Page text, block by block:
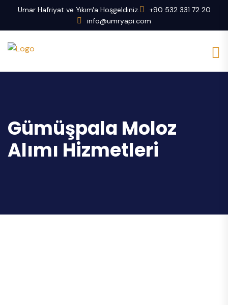
Umar Hafriyat ve Yıkım'a Hoşgeldiniz.
+90 532 331 72 20
info@umryapi.com
Gümüşpala Moloz
Alımı Hizmetleri